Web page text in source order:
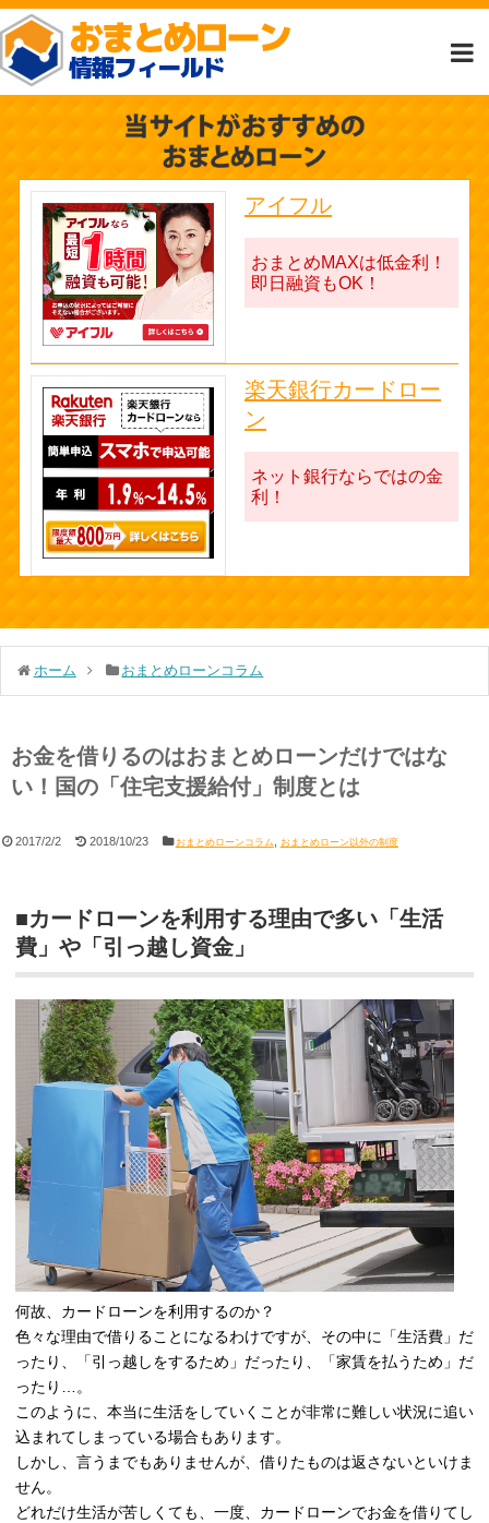
アイフル
おまとめMAXは低金利！
即日融資もOK！
楽天銀行カードロー
ン
ネット銀行ならではの金
利！
ホーム おまとめローンコラム
お金を借りるのはおまとめローンだけではな
い！国の「住宅支援給付」制度とは
2017/2/2 2018/10/23 おまとめローンコラム おまとめローン以外の制度
■カードローンを利用する理由で多い「生活
費」や「引っ越し資金」
何故、カードローンを利用するのか？
色々な理由で借りることになるわけですが、その中に「生活費」だ
ったり、「引っ越しをするため」だったり、「家賃を払うため」だ
ったり…。
このように、本当に生活をしていくことが非常に難しい状況に追い
込まれてしまっている場合もあります。
しかし、言うまでもありませんが、借りたものは返さないといけま
せん。
どれだけ生活が苦しくても、一度、カードローンでお金を借りてし